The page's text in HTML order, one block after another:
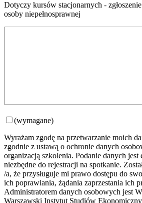
Dotyczy kursów stacjonarnych -
osoby niepełnosprawnej
(wymagane)
Wyrażam zgodę na przetwarzanie moich
zgodnie z ustawą o ochronie danych
organizacją szkolenia. Podanie danych
niezbędne do rejestracji na spotkanie.
/a, że przysługuje mi prawo dostępu do
ich poprawiania, żądania zaprzestania ich
Administratorem danych osobowych jest
Warszawski Instytut Studiów